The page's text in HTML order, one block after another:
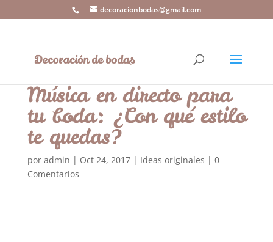
decoracionbodas@gmail.com
Música en directo para
tu boda: ¿Con qué estilo
te quedas?
por admin | Oct 24, 2017| Ideas originales | 0
Comentarios